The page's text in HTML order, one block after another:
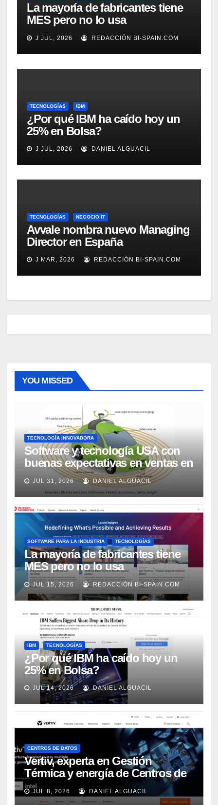
La mayoría de fabricantes tiene
MES pero no lo usa
adecuadamente, según
Rockwell Automation
J JUL, 2026 REDACCIÓN BI-SPAIN.COM
TECNOLOGÍAS IBM
¿Por qué IBM ha caído hoy un
25% en Bolsa?
J JUL, 2026 DANIEL ALGUACIL
TECNOLOGÍAS NEGOCIO IT
Avvale nombra nuevo Managing
Director en España
J MAR, 2026 REDACCIÓN BI-SPAIN.COM
YOU MISSED
TECNOLOGÍA INNOVADORA
Software y tecnología USA con
buenas expectativas en ventas en
los próximos 2 años, según
Market Watch
JUL 31, 2026 DANIEL ALGUACIL
SOFTWARE PARA LA INDUSTRIA TECNOLOGÍAS
La mayoría de fabricantes tiene
MES pero no lo usa
adecuadamente, según Rockwell
Automation
JUL 15, 2026 REDACCIÓN BI-SPAIN.COM
IBM TECNOLOGÍAS
¿Por qué IBM ha caído hoy un
25% en Bolsa?
JUL 14, 2026 DANIEL ALGUACIL
CENTROS DE DATOS
Vertiv, experta en Gestión
Térmica y energía de Centros de
Datos, sigue su crecimiento
imparable
JUL 8, 2026 DANIEL ALGUACIL